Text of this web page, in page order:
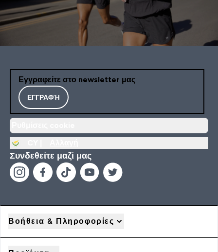
Εγγραφείτε στο newsletter μας
ΕΓΓΡΑΦΉ
Συνδεθείτε μαζί μας
Βοήθεια & Πληροφορίες